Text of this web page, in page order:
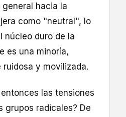
hacia la
como "neutral", lo
núcleo duro de la
es una minoría,
y movilizada.
las tensiones
grupos radicales? De